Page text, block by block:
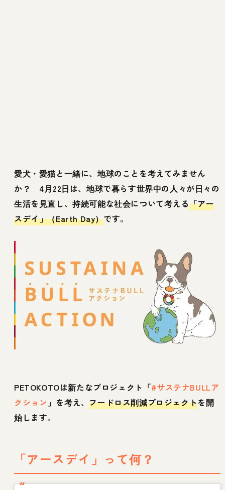
愛犬・愛猫と一緒に、地球のことを考えてみません
か？ 4月22日は、地球で暮らす世界中の人々が日々の
生活を見直し、持続可能な社会について考える「アー
スデイ」（Earth Day）です。
PETOKOTOは新たなプロジェクト「#サステナBULLア
クション 」を考え、フードロス削減プロジェクトを開
始します。
「アースデイ」って何？